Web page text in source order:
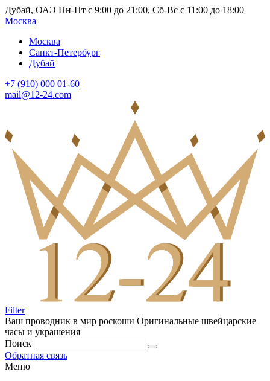
Дубай, ОАЭ Пн-Пт с 9:00 до 21:00, Сб-Вс с 11:00 до 18:00
Москва
Москва
Санкт-Петербург
Дубай
+7 (910) 000 01-60
mail@12-24.com
Filter
Ваш проводник в мир роскоши Оригинальные швейцарские
часы и украшения
Поиск
Обратная связь
Меню